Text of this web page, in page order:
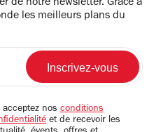
de notre newsletter. Grâce à
les meilleurs plans du
nos conditions
et de recevoir les